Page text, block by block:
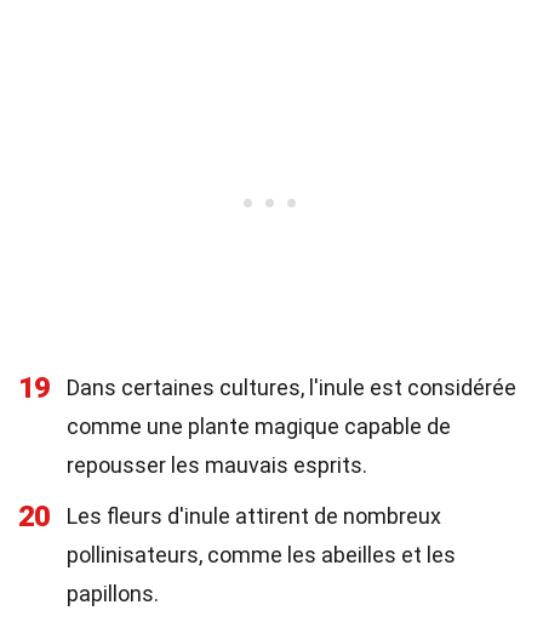
19
Dans certaines cultures, l'inule est considérée
comme une plante magique capable de
repousser les mauvais esprits.
20
Les fleurs d'inule attirent de nombreux
pollinisateurs, comme les abeilles et les
papillons.